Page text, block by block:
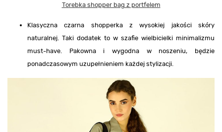
Torebka shopper bag z portfelem
Klasyczna czarna shopperka z wysokiej jakości skóry
naturalnej. Taki dodatek to w szafie wielbicielki minimalizmu
must-have. Pakowna i wygodna w noszeniu, będzie
ponadczasowym uzupełnieniem każdej stylizacji.